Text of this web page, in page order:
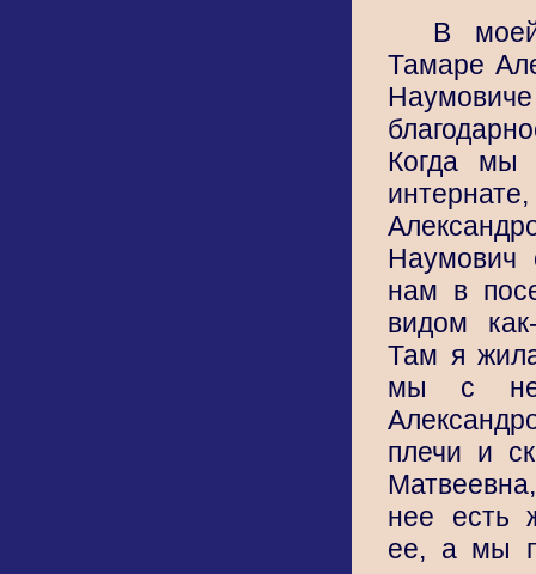
В
Тамаре
Когда мы
Наумович
нам в
видом
Там я
мы с ней
плечи и
нее есть
ее, а мы